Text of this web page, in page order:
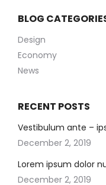
BLOG
Design
Economy
News
RECENT POSTS
Vestibulum ante –
December 2, 2019
Lorem ipsum dolor
December 2, 2019